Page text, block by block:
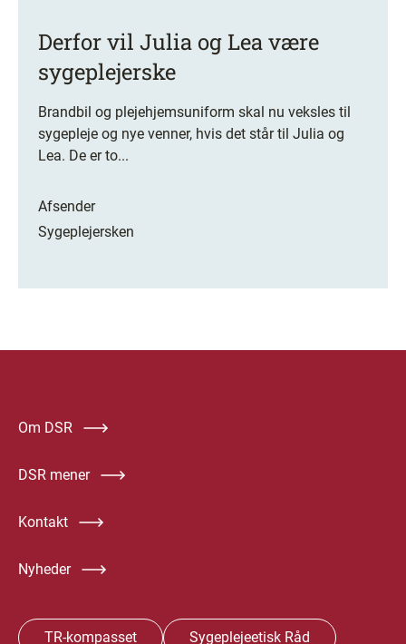
Derfor vil Julia og Lea være
sygeplejerske
Brandbil og plejehjemsuniform skal nu veksles til
sygepleje og nye venner, hvis det står til Julia og
Lea. De er to...
Afsender
Sygeplejersken
Om DSR
DSR mener
Kontakt
Nyheder
TR-kompasset Sygeplejeetisk Råd